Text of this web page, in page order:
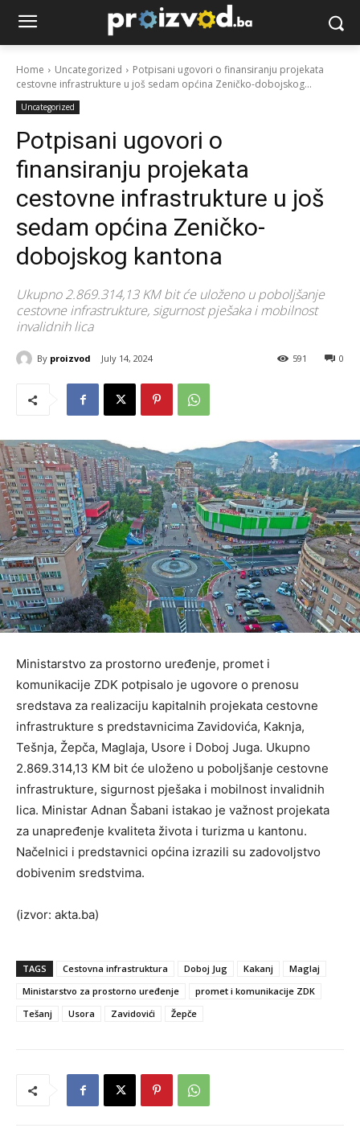
Home Uncategorized
Potpisani ugovori o finansiranju projekata
cestovne infrastrukture u još sedam općina Zeničko-dobojskog...
Uncategorized
Potpisani ugovori o
finansiranju projekata
cestovne infrastrukture u još
sedam općina Zeničko-
dobojskog kantona
Ukupno 2.869.314,13 KM bit će uloženo u poboljšanje
cestovne infrastrukture, sigurnost pješaka i mobilnost
invalidnih lica
By proizvod July 14, 2024 0
591
Ministarstvo za prostorno uređenje, promet i
komunikacije ZDK potpisalo je ugovore o prenosu
sredstava za realizaciju kapitalnih projekata cestovne
infrastrukture s predstavnicima Zavidovića, Kaknja,
Tešnja, Žepča, Maglaja, Usore i Doboj Juga. Ukupno
2.869.314,13 KM bit će uloženo u poboljšanje cestovne
infrastrukture, sigurnost pješaka i mobilnost invalidnih
lica. Ministar Adnan Šabani istakao je važnost projekata
za unapređenje kvaliteta života i turizma u kantonu.
Načelnici i predstavnici općina izrazili su zadovoljstvo
dobivenim sredstvima.
(izvor: akta.ba)
TAGS Cestovna infrastruktura Doboj Jug Kakanj
Maglaj
Ministarstvo za prostorno uređenje
promet i komunikacije ZDK
Tešanj
Usora Zavidovići Žepče